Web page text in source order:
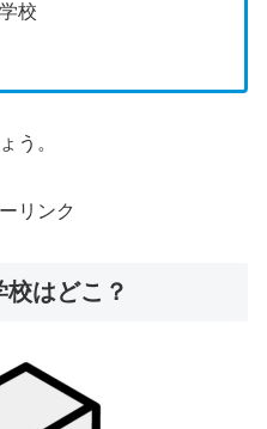
校
う。
リンク
はどこ？